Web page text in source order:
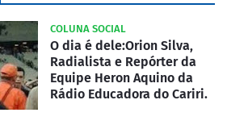
COLUNA SOCIAL
O dia é dele:Orion Silva,
Radialista e Repórter da
Equipe Heron Aquino da
Rádio Educadora do Cariri.